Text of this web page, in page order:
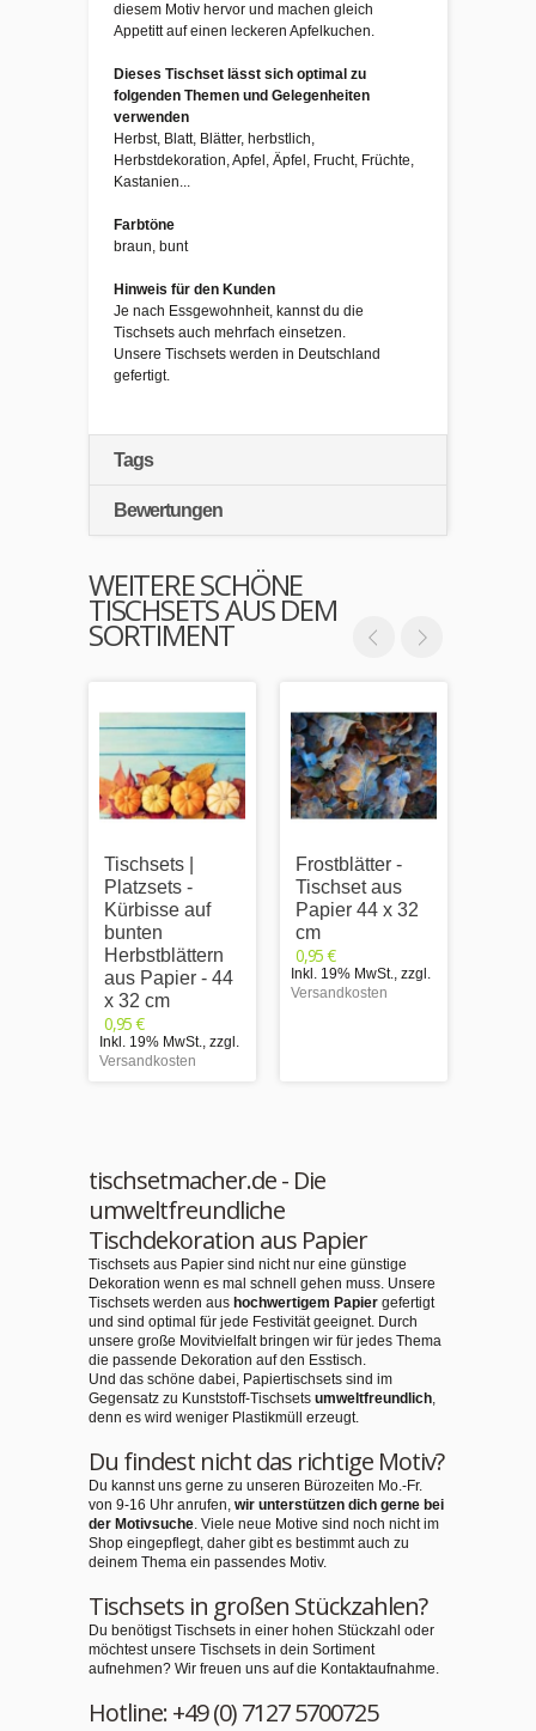
diesem Motiv hervor und machen gleich
Appetitt auf einen leckeren Apfelkuchen.
Dieses Tischset lässt sich optimal zu
folgenden Themen und Gelegenheiten
verwenden
Herbst, Blatt, Blätter, herbstlich,
Herbstdekoration, Apfel, Äpfel, Frucht, Früchte,
Kastanien...
Farbtöne
braun, bunt
Hinweis für den Kunden
Je nach Essgewohnheit, kannst du die
Tischsets auch mehrfach einsetzen.
Unsere Tischsets werden in Deutschland
gefertigt.
Tags
Bewertungen
WEITERE SCHÖNE
TISCHSETS AUS DEM
SORTIMENT
Tischsets |
Platzsets -
Kürbisse auf
bunten
Herbstblättern
aus Papier - 44
x 32 cm
0,95 €
Inkl. 19% MwSt., zzgl.
Versandkosten
Frostblätter -
Tischset aus
Papier 44 x 32
cm
0,95 €
Inkl. 19% MwSt., zzgl.
Versandkosten
tischsetmacher.de - Die
umweltfreundliche
Tischdekoration aus Papier
Tischsets aus Papier sind nicht nur eine günstige
Dekoration wenn es mal schnell gehen muss. Unsere
Tischsets werden aus hochwertigem Papier gefertigt
und sind optimal für jede Festivität geeignet. Durch
unsere große Movitvielfalt bringen wir für jedes Thema
die passende Dekoration auf den Esstisch.
Und das schöne dabei, Papiertischsets sind im
Gegensatz zu Kunststoff-Tischsets umweltfreundlich,
denn es wird weniger Plastikmüll erzeugt.
Du findest nicht das richtige Motiv?
Du kannst uns gerne zu unseren Bürozeiten Mo.-Fr.
von 9-16 Uhr anrufen, wir unterstützen dich gerne bei
der Motivsuche. Viele neue Motive sind noch nicht im
Shop eingepflegt, daher gibt es bestimmt auch zu
deinem Thema ein passendes Motiv.
Tischsets in großen Stückzahlen?
Du benötigst Tischsets in einer hohen Stückzahl oder
möchtest unsere Tischsets in dein Sortiment
aufnehmen? Wir freuen uns auf die Kontaktaufnahme.
Hotline: +49 (0) 7127 5700725